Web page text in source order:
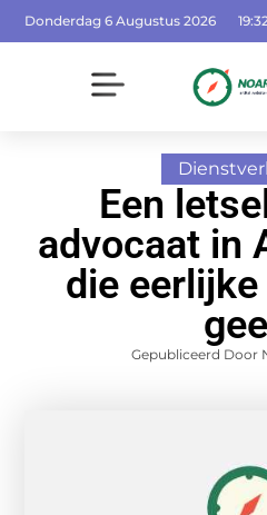
Donderdag 6 Augustus 2026
Een
advocaat in
die
Gepubliceerd Door